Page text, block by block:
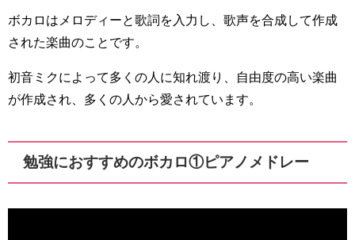
ボカロはメロディーと歌詞を入力し、歌声を合成して作成
された楽曲のことです。
初音ミクによって多くの人に知れ渡り、自由度の高い楽曲
が作成され、多くの人から愛されています。
勉強におすすめのボカロ①ピアノメドレー